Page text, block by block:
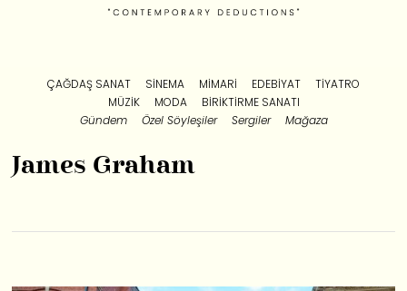
ÇAĞDAŞ SANAT SINEMA MIMARI EDEBIYAT
TIYATRO
MÜZIK
MODA
BIRIKTIRME SANATI
Gündem
Özel Söyleşiler Sergiler Mağaza
James Graham